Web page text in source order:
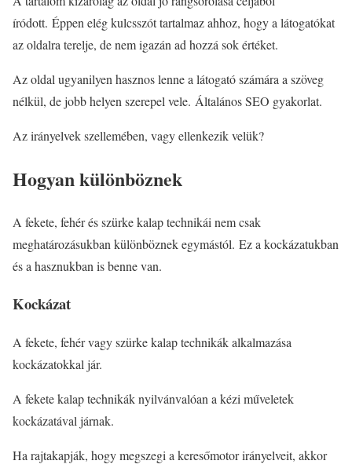
íródott. Éppen elég kulcsszót tartalmaz ahhoz, hogy a látogatókat
az oldalra terelje, de nem igazán ad hozzá sok értéket.
Az oldal ugyanilyen hasznos lenne a látogató számára a szöveg
nélkül, de jobb helyen szerepel vele. Általános SEO gyakorlat.
Az irányelvek szellemében, vagy ellenkezik velük?
Hogyan különböznek
A fekete, fehér és szürke kalap technikái nem csak
meghatározásukban különböznek egymástól. Ez a kockázatukban
és a hasznukban is benne van.
Kockázat
A fekete, fehér vagy szürke kalap technikák alkalmazása
kockázatokkal jár.
A fekete kalap technikák nyilvánvalóan a kézi műveletek
kockázatával járnak.
Ha rajtakapják, hogy megszegi a keresőmotor irányelveit, akkor